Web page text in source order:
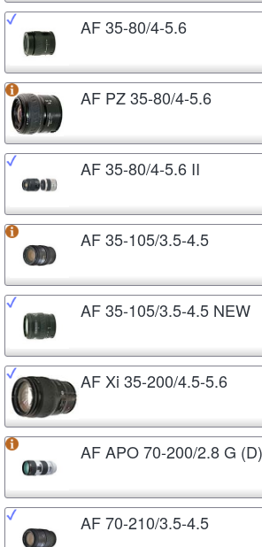
AF 35-80/4-5.6
AF PZ 35-80/4-5.6
AF 35-80/4-5.6 II
AF 35-105/3.5-4.5
AF 35-105/3.5-4.5 NEW
AF Xi 35-200/4.5-5.6
AF APO 70-200/2.8 G
AF 70-210/3.5-4.5